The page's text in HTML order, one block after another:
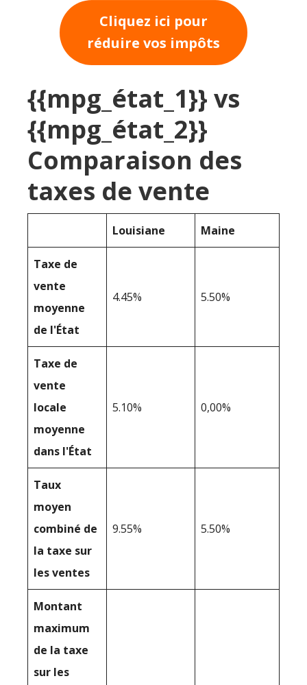
Cliquez ici pour
réduire vos impôts
{{mpg_état_1}} vs
{{mpg_état_2}}
Comparaison des
taxes de vente
Louisiane Maine
Taxe de
vente
moyenne
de l'État
4.45% 5.50%
Taxe de
vente
locale
moyenne
dans l'État
5.10% 0,00%
Taux
moyen
combiné de
la taxe sur
les ventes
9.55% 5.50%
Montant
maximum
de la taxe
sur les